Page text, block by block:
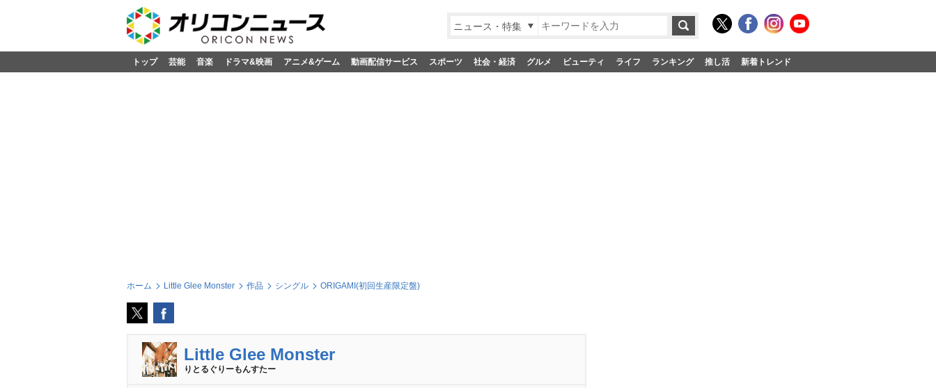
ニュース・特集
トップ 芸能 音楽 ドラマ&映画 アニメ&ゲーム 動画配信サービス スポーツ 社会・経済 グルメ ビューティ ライフ ランキング 推し活 新着トレンド
ホーム Little Glee Monster 作品 シングル ORIGAMI(初回生産限定盤)
Little Glee Monster
りとるぐりーもんすたー